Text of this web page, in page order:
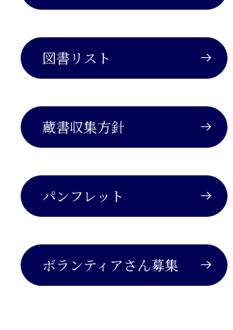
図書リスト
蔵書収集方針
パンフレット
ボランティアさん募集